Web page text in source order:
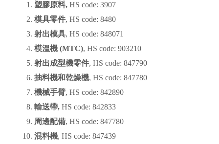
塑膠原料, HS code: 3907
模具零件, HS code: 8480
射出模具, HS code: 848071
模溫機 (MTC), HS code: 903210
射出成型機零件, HS code: 847790
抽料機和乾燥機, HS code: 847780
機械手臂, HS code: 842890
輸送帶, HS code: 842833
周邊配備, HS code: 847780
混料機, HS code: 847439